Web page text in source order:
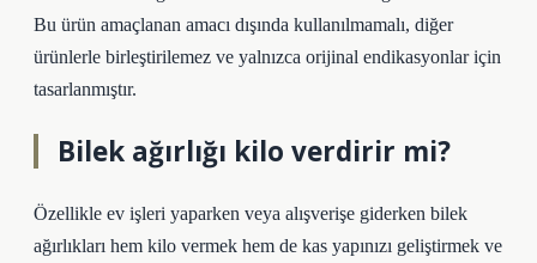
Bu ürün amaçlanan amacı dışında kullanılmamalı, diğer
ürünlerle birleştirilemez ve yalnızca orijinal endikasyonlar için
tasarlanmıştır.
Bilek ağırlığı kilo verdirir mi?
Özellikle ev işleri yaparken veya alışverişe giderken bilek
ağırlıkları hem kilo vermek hem de kas yapınızı geliştirmek ve